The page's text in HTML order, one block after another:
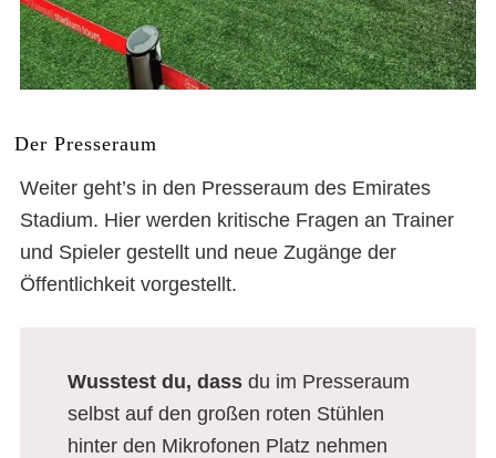
Der Presseraum
Weiter geht’s in den Presseraum des Emirates
Stadium. Hier werden kritische Fragen an Trainer
und Spieler gestellt und neue Zugänge der
Öffentlichkeit vorgestellt.
Wusstest du, dassdu im Presseraum
selbst auf den großen roten Stühlen
hinter den Mikrofonen Platz nehmen